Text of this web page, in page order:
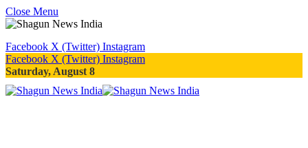
Close Menu
Facebook X (Twitter) Instagram
Facebook X (Twitter) Instagram
Saturday, August 8